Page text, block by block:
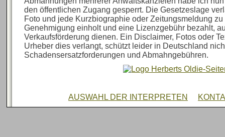
den öffentlichen Zugang gesperrt. Die Gesetzeslage
Foto und jede Kurzbiographie oder Zeitungsmeldung
Genehmigung einholt und eine Lizenzgebühr bezahlt,
Verkaufsförderung dienen. Ein Disclaimer, Fotos oder
Urheber dies verlangt, schützt leider in Deutschland
Schadensersatzforderungen und Abmahngebühren.
AUSWAHL DER INTERPRETEN